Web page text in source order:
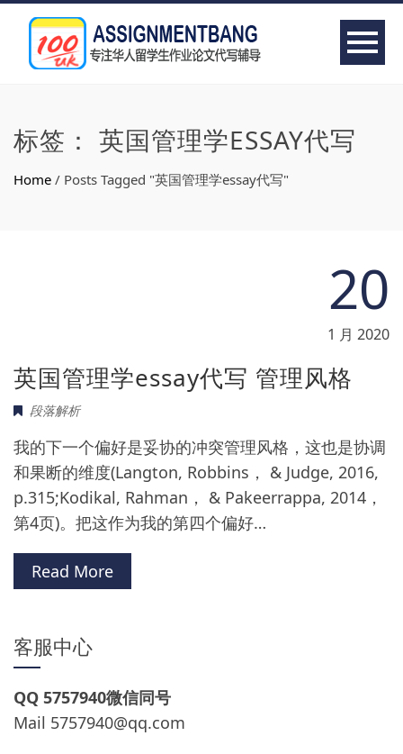
标签： 英国管理学ESSAY代写
Home / Posts Tagged "英国管理学essay代写"
20
1 月 2020
英国管理学essay代写 管理风格
段落解析
我的下一个偏好是妥协的冲突管理风格，这也是协调
和果断的维度(Langton, Robbins， & Judge, 2016,
p.315;Kodikal, Rahman， & Pakeerrappa, 2014，
第4页)。把这作为我的第四个偏好…
Read More
客服中心
QQ 5757940微信同号
Mail 5757940@qq.com